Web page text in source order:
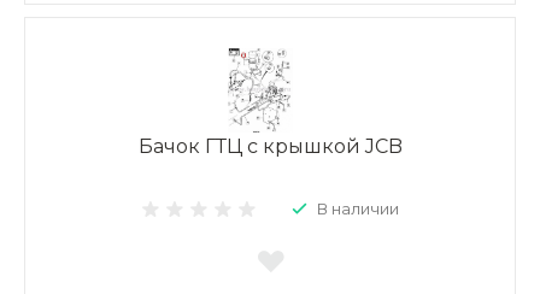
Бачок ГТЦ с крышкой JCB
В наличии